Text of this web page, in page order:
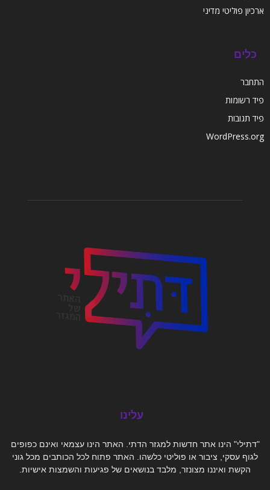
ארכיון פוליטי מדיני
כלים
התחבר
פיד רשומות
פיד תגובות
WordPress.org
עלינו
"דתילי" הינו אתר חדשות למגזר הדתי. האתר הינו עצמאי ואינם כפופים
לגוף עסקי, ציבור או פוליטי כלשהו. האתר פתוח לכל הכותבים מכל גוני
הקשת ואיננו מצונזר, מלבד בנושאים של פגיעות והשמצות אישיות.